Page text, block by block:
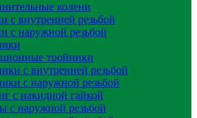
колени
с внутренней резьбой
с наружной резьбой
тройники
с внутренней резьбой
с наружной резьбой
с накидной гайкой
с наружной резьбой